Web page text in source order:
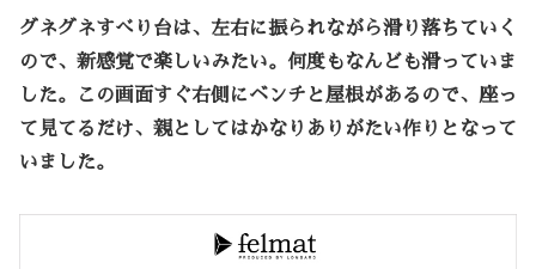
グネグネすべり台は、左右に振られながら滑り落ちていく
ので、新感覚で楽しいみたい。何度もなんども滑っていま
した。この画面すぐ右側にベンチと屋根があるので、座っ
て見てるだけ、親としてはかなりありがたい作りとなって
いました。